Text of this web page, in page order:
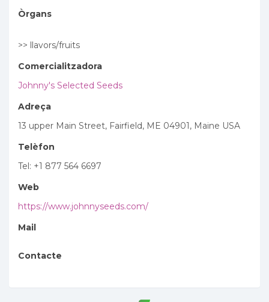
Òrgans
>> llavors/fruits
Comercialitzadora
Johnny's Selected Seeds
Adreça
13 upper Main Street, Fairfield, ME 04901, Maine USA
Telèfon
Tel: +1 877 564 6697
Web
https://www.johnnyseeds.com/
Mail
Contacte